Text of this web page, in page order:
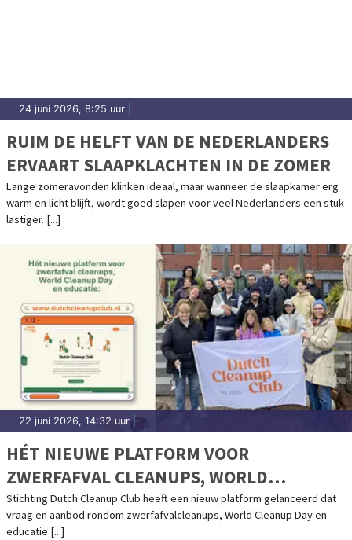
24 juni 2026, 8:25 uur
RUIM DE HELFT VAN DE NEDERLANDERS
ERVAART SLAAPKLACHTEN IN DE ZOMER
Lange zomeravonden klinken ideaal, maar wanneer de slaapkamer erg
warm en licht blijft, wordt goed slapen voor veel Nederlanders een stuk
lastiger. [...]
22 juni 2026, 14:32 uur|
HÉT NIEUWE PLATFORM VOOR
ZWERFAFVAL CLEANUPS, WORLD
CLEANUP DAY EN EDUCATIE: DUTCH
CLEANUP CLUB
Stichting Dutch Cleanup Club heeft een nieuw platform gelanceerd dat
vraag en aanbod rondom zwerfafvalcleanups, World Cleanup Day en
educatie [...]